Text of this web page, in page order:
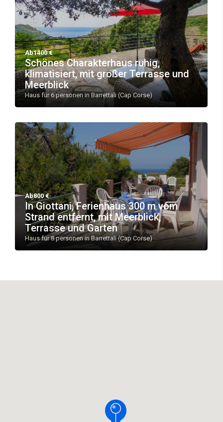
Ab1400 €
Schönes Charakterhaus ruhig,
klimatisiert, mit großer Terrasse und
Meerblick
Haus für 6 personen in Barrettali (Cap Corse)
Ab800 €
In Giottani, Ferienhaus 300 m vom
Strand entfernt, mit Meerblick,
Terrasse und Garten
Haus für 8 personen in Barrettali (Cap Corse)